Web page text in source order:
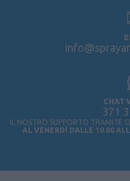
CHAT
371
IL NOSTRO SUPPORTO TRAMITE
AL VENERDÌ DALLE 10.00